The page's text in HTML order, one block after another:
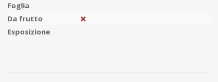
Foglia
Da frutto
Esposizione